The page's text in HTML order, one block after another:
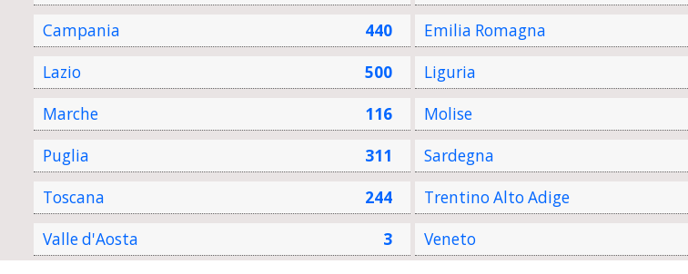
Campania
440 Emilia Romagna
Lazio
500 Liguria
Marche
116 Molise
Puglia
311 Sardegna
Toscana
244 Trentino Alto Adige
Valle d'Aosta
3 Veneto